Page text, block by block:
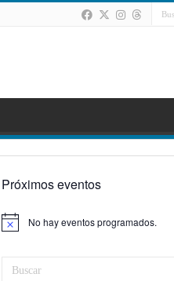
Próximos eventos
Aviso No hay eventos programados.